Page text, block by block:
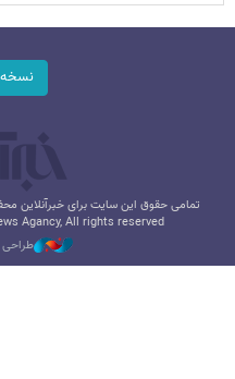
تمامی حقوق این سایت برای خبرآنلاین
Agancy, All rights reserved
طراحی